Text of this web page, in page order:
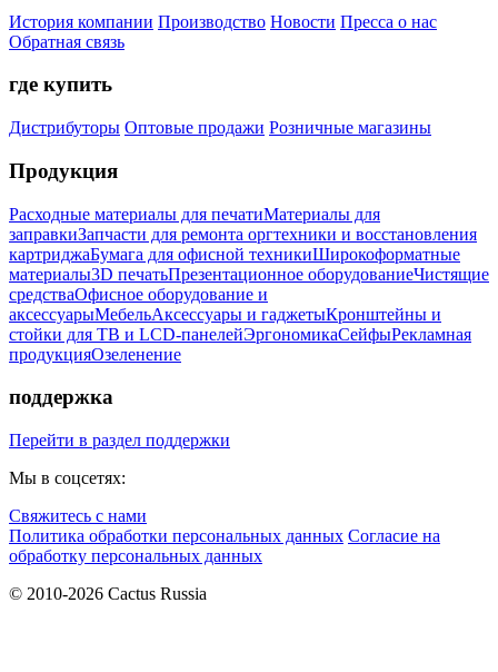
История компании Производство Новости Пресса о нас
Обратная связь
где купить
Дистрибуторы Оптовые продажи Розничные магазины
Продукция
Расходные материалы для печатиМатериалы для
заправкиЗапчасти для ремонта оргтехники и восстановления
картриджаБумага для офисной техникиШирокоформатные
материалы3D печатьПрезентационное оборудованиеЧистящие
средстваОфисное оборудование и
аксессуарыМебельАксессуары и гаджетыКронштейны и
стойки для ТВ и LCD-панелейЭргономикаСейфыРекламная
продукцияОзеленение
поддержка
Перейти в раздел поддержки
Мы в соцсетях:
Свяжитесь с нами
Политика обработки персональных данных Согласие на
обработку персональных данных
© 2010-2026 Cactus Russia